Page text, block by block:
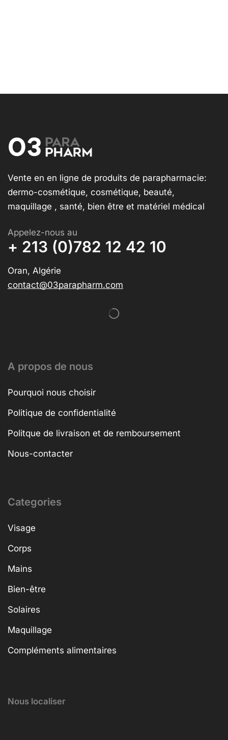
Vente en en ligne de produits de parapharmacie:
dermo-cosmétique, cosmétique, beauté,
maquillage , santé, bien être et matériel médical
Appelez-nous au
+ 213 (0)782 12 42 10
Oran, Algérie
contact@03parapharm.com
A propos de nous
Pourquoi nous choisir
Politique de confidentialité
Politque de livraison et de remboursement
Nous-contacter
Categories
Visage
Corps
Mains
Bien-être
Solaires
Maquillage
Compléments alimentaires
Nous localiser